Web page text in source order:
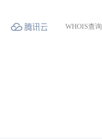
WHOIS查询